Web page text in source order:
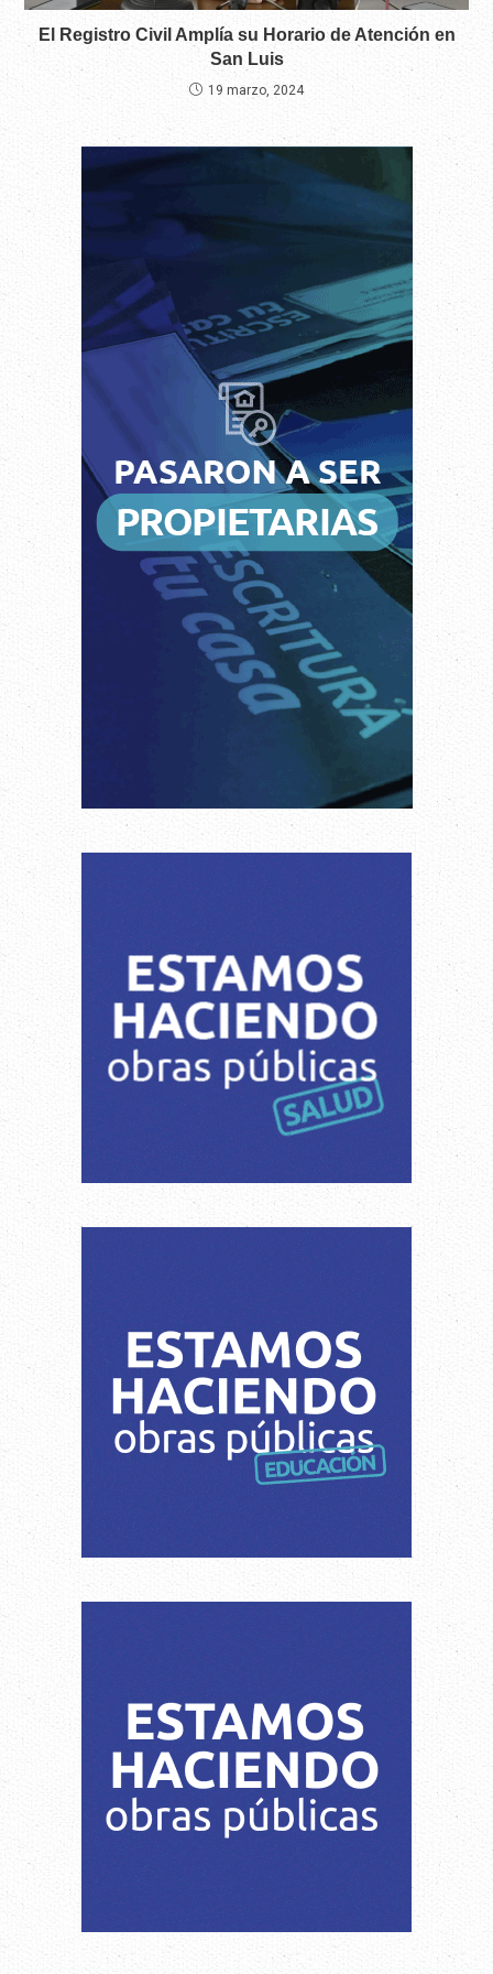
El Registro Civil Amplía su Horario de Atención en
San Luis
19 marzo, 2024